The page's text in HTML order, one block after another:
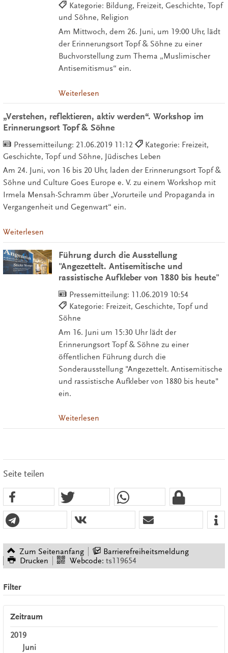
Kategorie: Bildung, Freizeit, Geschichte, Topf
und Söhne, Religion
Am Mittwoch, dem 26. Juni, um 19:00 Uhr, lädt
der Erinnerungsort Topf & Söhne zu einer
Buchvorstellung zum Thema „Muslimischer
Antisemitismus“ ein.
Weiterlesen
„Verstehen, reflektieren, aktiv werden“. Workshop im
Erinnerungsort Topf & Söhne
Pressemitteilung: 21.06.2019 11:12
Kategorie: Freizeit,
Geschichte, Topf und Söhne, Jüdisches Leben
Am 24. Juni, von 16 bis 20 Uhr, laden der Erinnerungsort Topf &
Söhne und Culture Goes Europe e. V. zu einem Workshop mit
Irmela Mensah-Schramm über „Vorurteile und Propaganda in
Vergangenheit und Gegenwart“ ein.
Weiterlesen
Führung durch die Ausstellung
"Angezettelt. Antisemitische und
rassistische Aufkleber von 1880 bis heute"
Pressemitteilung: 11.06.2019 10:54
Kategorie: Freizeit, Geschichte, Topf und
Söhne
Am 16. Juni um 15:30 Uhr lädt der
Erinnerungsort Topf & Söhne zu einer
öffentlichen Führung durch die
Sonderausstellung "Angezettelt. Antisemitische
und rassistische Aufkleber von 1880 bis heute"
ein.
Weiterlesen
Seite teilen
Zum Seitenanfang
Barrierefreiheitsmeldung
Drucken
Webcode: ts119654
Filter
Zeitraum
2019
Juni